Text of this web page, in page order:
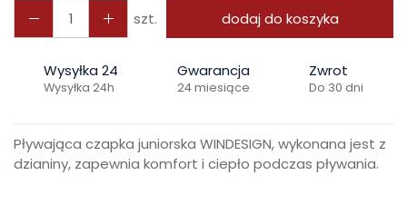
szt. dodaj do koszyka
Wysyłka 24
Wysyłka 24h
Gwarancja
24 miesiące
Zwrot
Do 30 dni
Pływająca czapka juniorska WINDESIGN, wykonana jest z
dzianiny, zapewnia komfort i ciepło podczas pływania.